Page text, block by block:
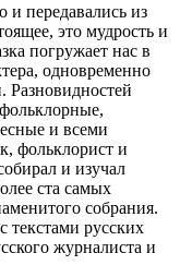
и передавались из
это мудрость и
погружает нас в
одновременно
Разновидностей
и всеми
фольклорист и
и изучал
ста самых
собрания.
текстами русских
журналиста и